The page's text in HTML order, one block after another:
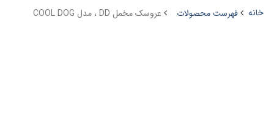
خانه فهرست محصولات عروسک مخمل DD ، مدل COOL DOG